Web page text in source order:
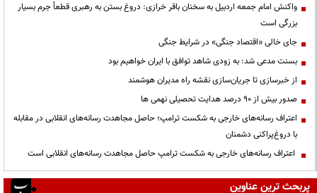
واکنش امام جمعه اردبیل به سخنان باقر خرازی: دروغ بستن به رهبری قطعاً جرم بسیار
بزرگی است
جای خالی «اقتصاد جنگی» در شرایط جنگی
بسنت مدعی شد: به زودی شاهد توافق با ایران خواهیم بود
از خبرسازی تا جریان‌سازی نقشه راه مدیران هوشمند
صدور بیش از ۹۰ درصد هدایت تحصیلی نهمی ها
اعتراف رسانه‌های خارجی به شکست ترامپ؛ حاصل مجاهدت رسانه‌های انقلابی در مقابله
با دروغ‌پراکنی دشمنان
اعتراف رسانه‌های خارجی به شکست ترامپ حاصل مجاهدت رسانه‌های انقلابی است
پربحث ترین عناوین